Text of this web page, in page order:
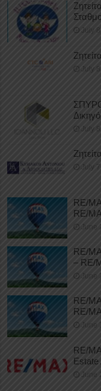
July
July
July
July
RE/
RE/
June
RE/
– RE/
June
RE/
RE/
June
RE/
Estate
June